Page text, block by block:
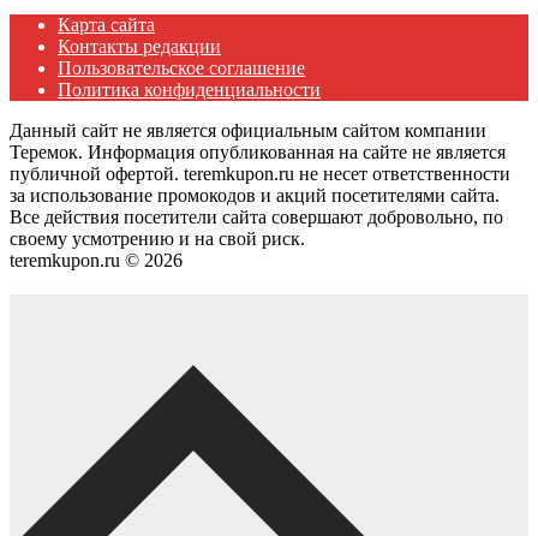
Карта сайта
Контакты редакции
Пользовательское соглашение
Политика конфиденциальности
Данный сайт не является официальным сайтом компании
Теремок. Информация опубликованная на сайте не является
публичной офертой. teremkupon.ru не несет ответственности
за использование промокодов и акций посетителями сайта.
Все действия посетители сайта совершают добровольно, по
своему усмотрению и на свой риск.
teremkupon.ru © 2026